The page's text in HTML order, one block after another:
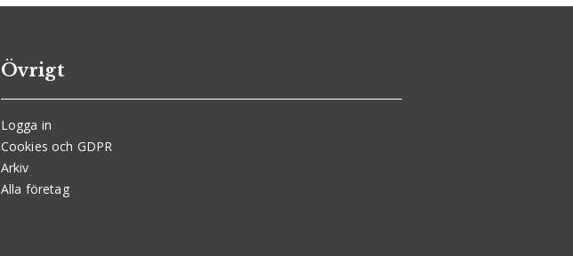
Övrigt
Logga in
Cookies och GDPR
Arkiv
Alla företag